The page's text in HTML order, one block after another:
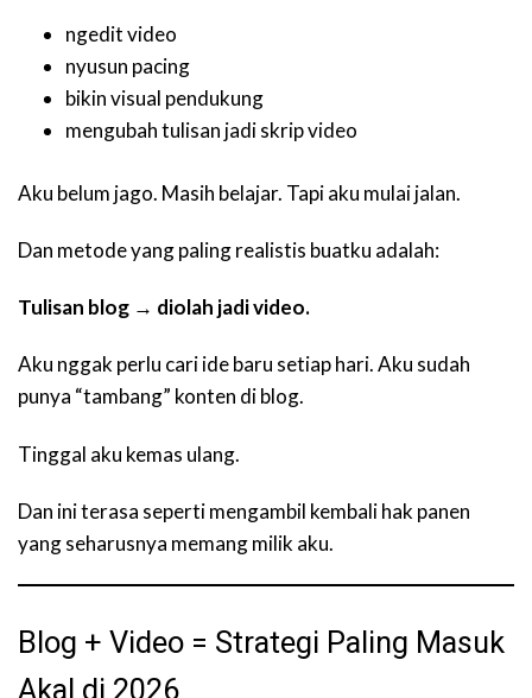
ngedit video
nyusun pacing
bikin visual pendukung
mengubah tulisan jadi skrip video
Aku belum jago. Masih belajar. Tapi aku mulai jalan.
Dan metode yang paling realistis buatku adalah:
Tulisan blog → diolah jadi video.
Aku nggak perlu cari ide baru setiap hari. Aku sudah
punya “tambang” konten di blog.
Tinggal aku kemas ulang.
Dan ini terasa seperti mengambil kembali hak panen
yang seharusnya memang milik aku.
Blog + Video = Strategi Paling Masuk
Akal di 2026